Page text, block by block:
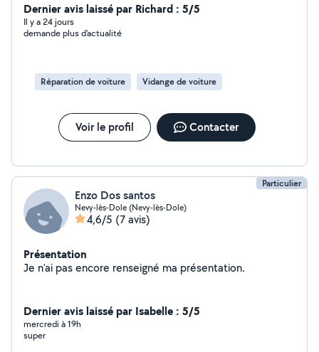
Dernier avis laissé par Richard : 5/5
Il y a 24 jours
demande plus d'actualité
Réparation de voiture Vidange de voiture
Voir le profil Contacter
Particulier
Enzo Dos santos
Nevy-lès-Dole (Nevy-lès-Dole)
4,6/5 (7 avis)
Présentation
Je n'ai pas encore renseigné ma présentation.
Dernier avis laissé par Isabelle : 5/5
mercredi à 19h
super